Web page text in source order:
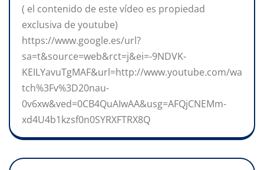
( el contenido de este vídeo es propiedad
exclusiva de youtube)
https://www.google.es/url?
sa=t&source=web&rct=j&ei=-9NDVK-
KEILYavuTgMAF&url=http://www.youtube.com/wa
tch%3Fv%3D20nau-
0v6xw&ved=0CB4QuAIwAA&usg=AFQjCNEMm-
xd4U4b1kzsf0n0SYRXFTRX8Q